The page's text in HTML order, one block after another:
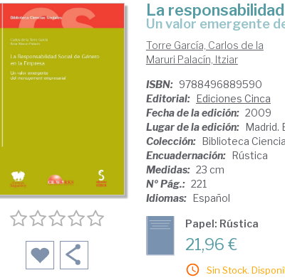
La
un valor emergente
Torre García, Carlos de la
Maruri Palacín, Itziar
ISBN: 9788496889590
Editorial: Ediciones Cinca
Fecha de la edición: 2009
Lugar de la edición: Madrid.
Colección: Biblioteca
Encuadernación: Rústica
Medidas: 23 cm
Nº Pág.: 221
Idiomas: Español
Papel: Rústica
21,96 €
Sin Stock.